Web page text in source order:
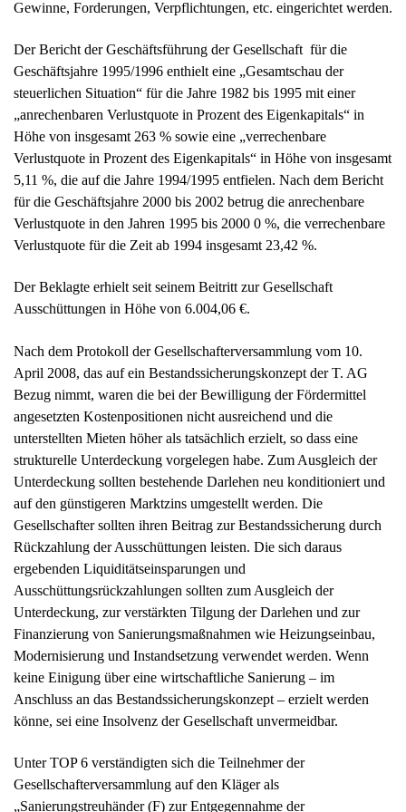
Gewinne, Forderungen, Verpflichtungen, etc. eingerichtet werden.
Der Bericht der Geschäftsführung der Gesellschaft für die
Geschäftsjahre 1995/1996 enthielt eine „Gesamtschau der
steuerlichen Situation“ für die Jahre 1982 bis 1995 mit einer
„anrechenbaren Verlustquote in Prozent des Eigenkapitals“ in
Höhe von insgesamt 263 % sowie eine „verrechenbare
Verlustquote in Prozent des Eigenkapitals“ in Höhe von insgesamt
5,11 %, die auf die Jahre 1994/1995 entfielen. Nach dem Bericht
für die Geschäftsjahre 2000 bis 2002 betrug die anrechenbare
Verlustquote in den Jahren 1995 bis 2000 0 %, die verrechenbare
Verlustquote für die Zeit ab 1994 insgesamt 23,42 %.
Der Beklagte erhielt seit seinem Beitritt zur Gesellschaft
Ausschüttungen in Höhe von 6.004,06 €.
Nach dem Protokoll der Gesellschafterversammlung vom 10.
April 2008, das auf ein Bestandssicherungskonzept der T. AG
Bezug nimmt, waren die bei der Bewilligung der Fördermittel
angesetzten Kostenpositionen nicht ausreichend und die
unterstellten Mieten höher als tatsächlich erzielt, so dass eine
strukturelle Unterdeckung vorgelegen habe. Zum Ausgleich der
Unterdeckung sollten bestehende Darlehen neu konditioniert und
auf den günstigeren Marktzins umgestellt werden. Die
Gesellschafter sollten ihren Beitrag zur Bestandssicherung durch
Rückzahlung der Ausschüttungen leisten. Die sich daraus
ergebenden Liquiditätseinsparungen und
Ausschüttungsrückzahlungen sollten zum Ausgleich der
Unterdeckung, zur verstärkten Tilgung der Darlehen und zur
Finanzierung von Sanierungsmaßnahmen wie Heizungseinbau,
Modernisierung und Instandsetzung verwendet werden. Wenn
keine Einigung über eine wirtschaftliche Sanierung – im
Anschluss an das Bestandssicherungskonzept – erzielt werden
könne, sei eine Insolvenz der Gesellschaft unvermeidbar.
Unter TOP 6 verständigten sich die Teilnehmer der
Gesellschafterversammlung auf den Kläger als
„Sanierungstreuhänder (F) zur Entgegennahme der